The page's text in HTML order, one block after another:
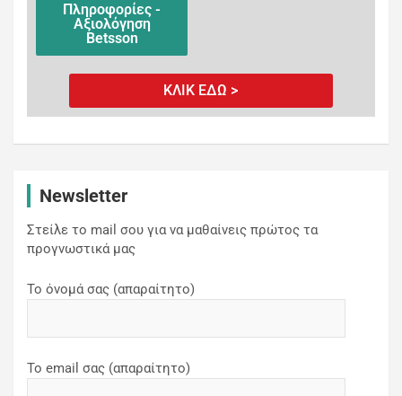
Πληροφορίες -
Αξιολόγηση
Betsson
ΚΛΙΚ ΕΔΩ >
Newsletter
Στείλε το mail σου για να μαθαίνεις πρώτος τα
προγνωστικά μας
Το όνομά σας (απαραίτητο)
Το email σας (απαραίτητο)